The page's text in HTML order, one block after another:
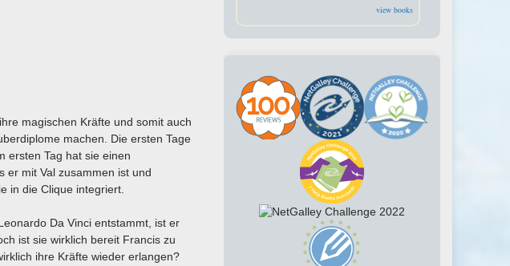
magischen Kräfte und somit auch
machen. Die ersten Tage
ersten Tag hat sie einen
er mit Val zusammen ist und
in die Clique integriert.
Da Vinci entstammt, ist er
ist sie wirklich bereit Francis zu
ihre Kräfte wieder erlangen?
view books